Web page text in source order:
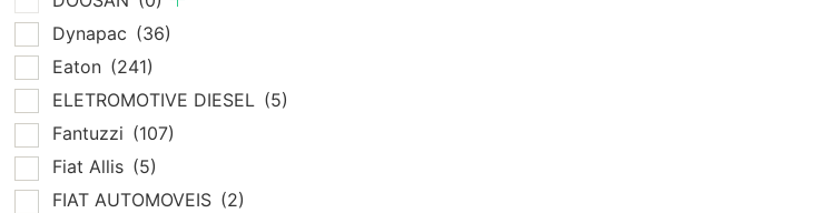
Dynapac (36)
Eaton (241)
ELETROMOTIVE DIESEL (5)
Fantuzzi (107)
Fiat Allis (5)
FIAT AUTOMOVEIS (2)